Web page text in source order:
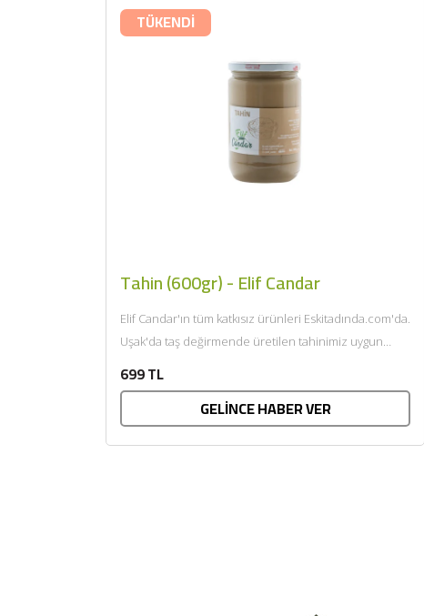
TÜKENDİ
Tahin (600gr) - Elif Candar
Elif Candar'ın tüm katkısız ürünleri Eskitadında.com'da.
Uşak'da taş değirmende üretilen tahinimiz uygun
süre...
699 TL
GELİNCE HABER VER